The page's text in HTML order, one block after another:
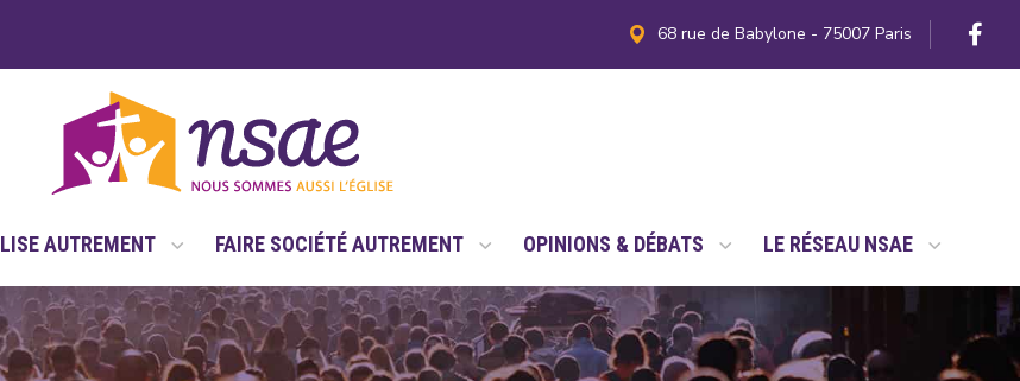
68 rue de Babylone - 75007 Paris
AUTREMENT FAIRE SOCIÉTÉ AUTREMENT OPINIONS & DÉBATS LE RÉSEAU NSAE